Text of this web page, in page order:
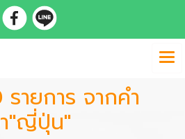
ายการ จากคำ
"ญี่ปุ่น"